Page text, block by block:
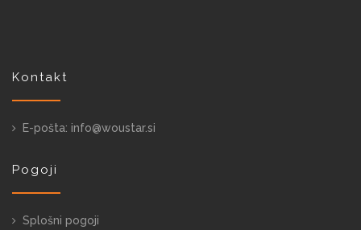
Kontakt
E-pošta: info@woustar.si
Pogoji
Splošni pogoji